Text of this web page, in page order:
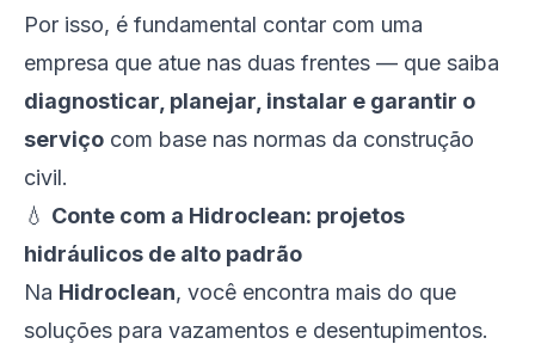
Por isso, é fundamental contar com uma
empresa que atue nas duas frentes — que saiba
diagnosticar, planejar, instalar e garantir o
serviço com base nas normas da construção
civil.
💧 Conte com a Hidroclean: projetos
hidráulicos de alto padrão
Na Hidroclean, você encontra mais do que
soluções para vazamentos e desentupimentos.